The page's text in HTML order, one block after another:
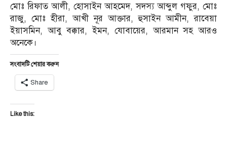
মোঃ রিফাত আলী, হোসাইন আহমেদ, সদস্য আব্দুল গফুর, মোঃ
রাজু, মোঃ হীরা, আখী নূর আক্তার, হুসাইন আমীন, রাবেয়া
ইয়াসমিন, আবু বক্কার, ইমন, যোবায়ের, আরমান সহ আরও
অনেকে।
সংবাদটি শেয়ার করুন
Share
Like this: